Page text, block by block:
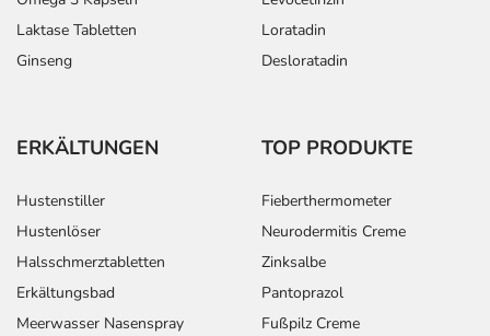
Laktase Tabletten
Ginseng
Loratadin
Desloratadin
ERKÄLTUNGEN
Hustenstiller
Hustenlöser
Halsschmerztabletten
Erkältungsbad
Meerwasser Nasenspray
TOP PRODUKTE
Fieberthermometer
Neurodermitis Creme
Zinksalbe
Pantoprazol
Fußpilz Creme